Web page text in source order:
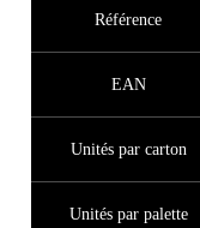
Référence
EAN
Unités par carton
Unités par palette